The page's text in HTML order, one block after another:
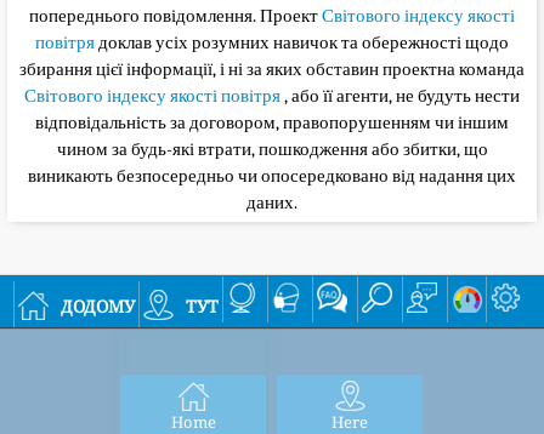
попереднього повідомлення. ПроектСвітового індексу якості
повітрядоклав усіх розумних навичок та обережності щодо
збирання цієї інформації, і ні за яких обставин проектна команда
Світового індексу якості повітря, або її агенти, не будуть нести
відповідальність за договором, правопорушенням чи іншим
чином за будь-які втрати, пошкодження або збитки, що
виникають безпосередньо чи опосередковано від надання цих
даних.
додому тут
Home Here